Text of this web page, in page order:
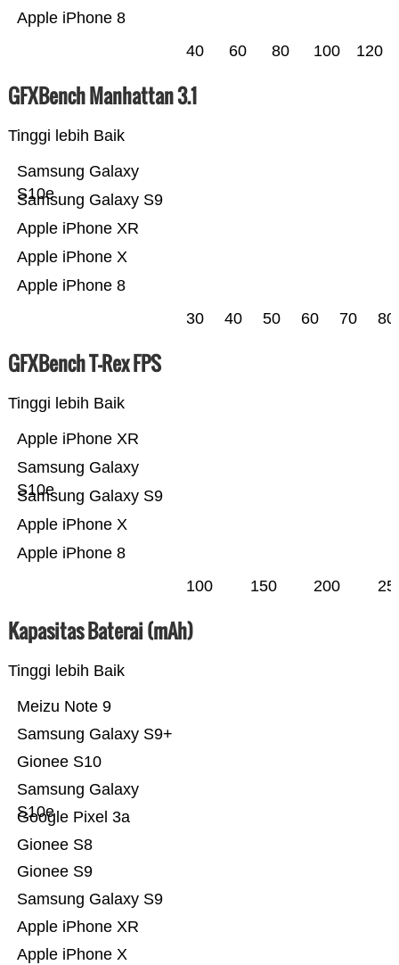
Apple iPhone 8
40 60 80 100 120
GFXBench Manhattan 3.1
Tinggi lebih Baik
Apple iPhone 8
Apple iPhone X
Apple iPhone XR
Samsung Galaxy S9
Samsung Galaxy
S10e
30 40 50 60 70 80
GFXBench T-Rex FPS
Tinggi lebih Baik
Apple iPhone 8
Apple iPhone X
Samsung Galaxy S9
Samsung Galaxy
S10e
Apple iPhone XR
100 150 200
Kapasitas Baterai (mAh)
Tinggi lebih Baik
Apple iPhone X
Apple iPhone XR
Samsung Galaxy S9
Gionee S9
Gionee S8
Google Pixel 3a
Samsung Galaxy
S10e
Gionee S10
Samsung Galaxy S9+
Meizu Note 9